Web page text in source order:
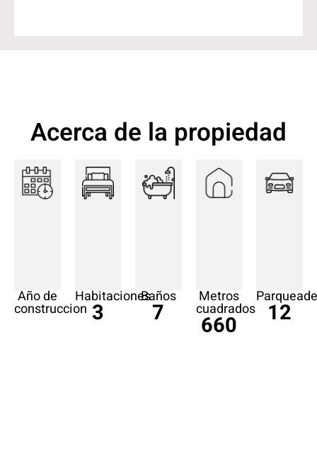
Acerca de la propiedad
Año de
construccion
Habitaciones
3
Baños
7
Metros
cuadrados
660 12